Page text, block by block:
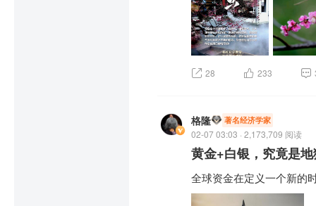
28 233
格隆 著名经济学家
02-07 03:03 · 2,173,709 阅读
黄金+白银，究竟是
全球资金在定义一个新的